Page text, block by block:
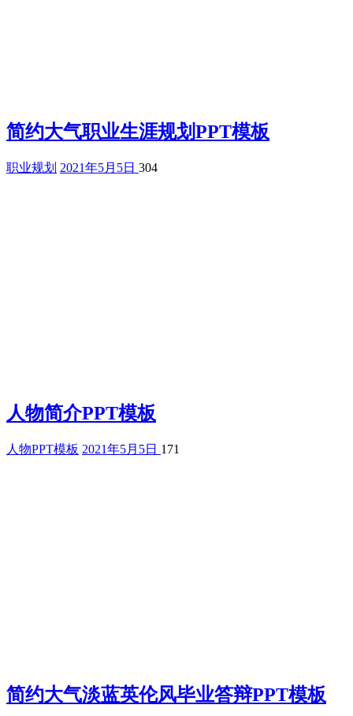
简约大气职业生涯规划PPT模板
职业规划 2021年5月5日 304
人物简介PPT模板
人物PPT模板 2021年5月5日 171
简约大气淡蓝英伦风毕业答辩PPT模板